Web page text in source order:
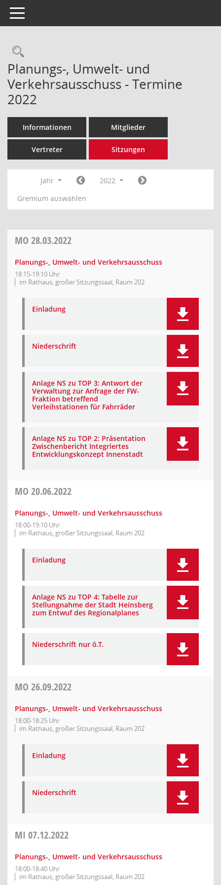
Toggle navigation
Rechercheauswahl
Planungs-, Umwelt- und
Verkehrsausschuss - Termine
2022
Informationen Mitglieder
Vertreter Sitzungen
Jahr
2022
Gremium auswählen
MO 28.03.2022
Planungs-, Umwelt- und Verkehrsausschuss
18:15-19:10 Uhr
im Rathaus, großer Sitzungssaal, Raum 202
Einladung
Niederschrift
Anlage NS zu TOP 3: Antwort der
Verwaltung zur Anfrage der FW-
Fraktion betreffend
Verleihstationen für Fahrräder
Anlage NS zu TOP 2: Präsentation
Zwischenbericht Integriertes
Entwicklungskonzept Innenstadt
MO 20.06.2022
Planungs-, Umwelt- und Verkehrsausschuss
18:00-19:10 Uhr
im Rathaus, großer Sitzungssaal, Raum 202
Einladung
Anlage NS zu TOP 4: Tabelle zur
Stellungnahme der Stadt Heinsberg
zum Entwuf des Regionalplanes
Niederschrift nur ö.T.
MO 26.09.2022
Planungs-, Umwelt- und Verkehrsausschuss
18:00-18:25 Uhr
im Rathaus, großer Sitzungssaal, Raum 202
Einladung
Niederschrift
MI 07.12.2022
Planungs-, Umwelt- und Verkehrsausschuss
18:00-18:40 Uhr
im Rathaus, großer Sitzungssaal, Raum 202